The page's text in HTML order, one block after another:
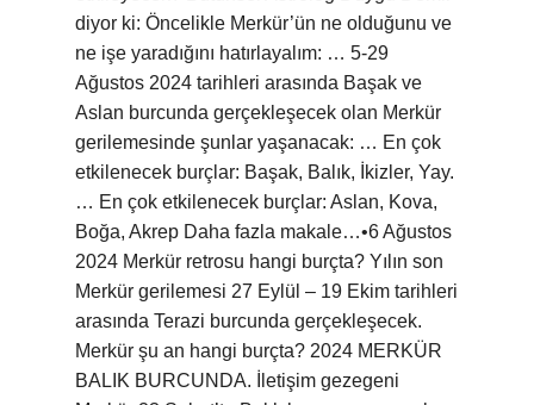
diyor ki: Öncelikle Merkür’ün ne olduğunu ve
ne işe yaradığını hatırlayalım: … 5-29
Ağustos 2024 tarihleri ​​arasında Başak ve
Aslan burcunda gerçekleşecek olan Merkür
gerilemesinde şunlar yaşanacak: … En çok
etkilenecek burçlar: Başak, Balık, İkizler, Yay.
… En çok etkilenecek burçlar: Aslan, Kova,
Boğa, Akrep Daha fazla makale…•6 Ağustos
2024 Merkür retrosu hangi burçta? Yılın son
Merkür gerilemesi 27 Eylül – 19 Ekim tarihleri
​​arasında Terazi burcunda gerçekleşecek.
Merkür şu an hangi burçta? 2024 MERKÜR
BALIK BURCUNDA. İletişim gezegeni